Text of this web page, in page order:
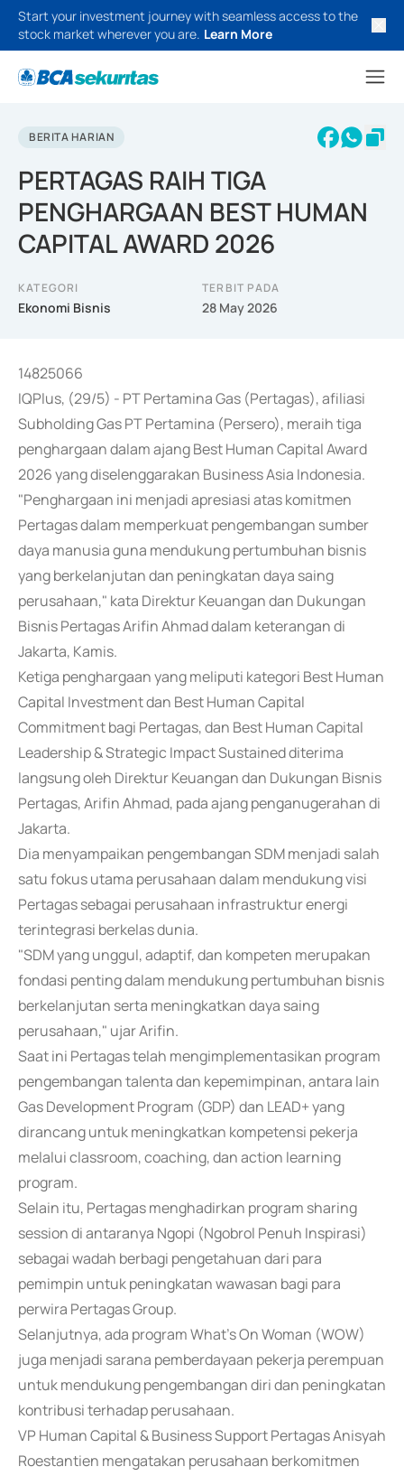
Start your investment journey with seamless access to the
stock market wherever you are. Learn More
BERITA HARIAN
PERTAGAS RAIH TIGA
PENGHARGAAN BEST HUMAN
CAPITAL AWARD 2026
KATEGORI
Ekonomi Bisnis
TERBIT PADA
28 May 2026
14825066
IQPlus, (29/5) - PT Pertamina Gas (Pertagas), afiliasi
Subholding Gas PT Pertamina (Persero), meraih tiga
penghargaan dalam ajang Best Human Capital Award
2026 yang diselenggarakan Business Asia Indonesia.
"Penghargaan ini menjadi apresiasi atas komitmen
Pertagas dalam memperkuat pengembangan sumber
daya manusia guna mendukung pertumbuhan bisnis
yang berkelanjutan dan peningkatan daya saing
perusahaan," kata Direktur Keuangan dan Dukungan
Bisnis Pertagas Arifin Ahmad dalam keterangan di
Jakarta, Kamis.
Ketiga penghargaan yang meliputi kategori Best Human
Capital Investment dan Best Human Capital
Commitment bagi Pertagas, dan Best Human Capital
Leadership & Strategic Impact Sustained diterima
langsung oleh Direktur Keuangan dan Dukungan Bisnis
Pertagas, Arifin Ahmad, pada ajang penganugerahan di
Jakarta.
Dia menyampaikan pengembangan SDM menjadi salah
satu fokus utama perusahaan dalam mendukung visi
Pertagas sebagai perusahaan infrastruktur energi
terintegrasi berkelas dunia.
"SDM yang unggul, adaptif, dan kompeten merupakan
fondasi penting dalam mendukung pertumbuhan bisnis
berkelanjutan serta meningkatkan daya saing
perusahaan," ujar Arifin.
Saat ini Pertagas telah mengimplementasikan program
pengembangan talenta dan kepemimpinan, antara lain
Gas Development Program (GDP) dan LEAD+ yang
dirancang untuk meningkatkan kompetensi pekerja
melalui classroom, coaching, dan action learning
program.
Selain itu, Pertagas menghadirkan program sharing
session di antaranya Ngopi (Ngobrol Penuh Inspirasi)
sebagai wadah berbagi pengetahuan dari para
pemimpin untuk peningkatan wawasan bagi para
perwira Pertagas Group.
Selanjutnya, ada program What's On Woman (WOW)
juga menjadi sarana pemberdayaan pekerja perempuan
untuk mendukung pengembangan diri dan peningkatan
kontribusi terhadap perusahaan.
VP Human Capital & Business Support Pertagas Anisyah
Roestantien mengatakan perusahaan berkomitmen